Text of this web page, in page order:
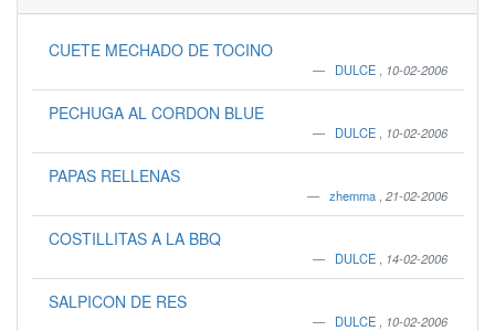
CUETE MECHADO DE TOCINO
DULCE 10-02-2006
PECHUGA AL CORDON BLUE
DULCE 10-02-2006
PAPAS RELLENAS
zhemma 21-02-2006
COSTILLITAS A LA BBQ
DULCE 14-02-2006
SALPICON DE RES
DULCE 10-02-2006